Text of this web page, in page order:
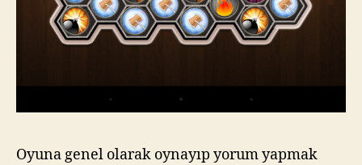
Oyuna genel olarak oynayıp yorum yapmak